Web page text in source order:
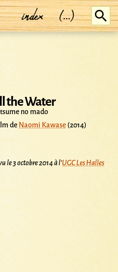
index (...)
the Water
no mado
de Naomi Kawase (2014)
le 3 octobre 2014 à l'UGC Les Halles